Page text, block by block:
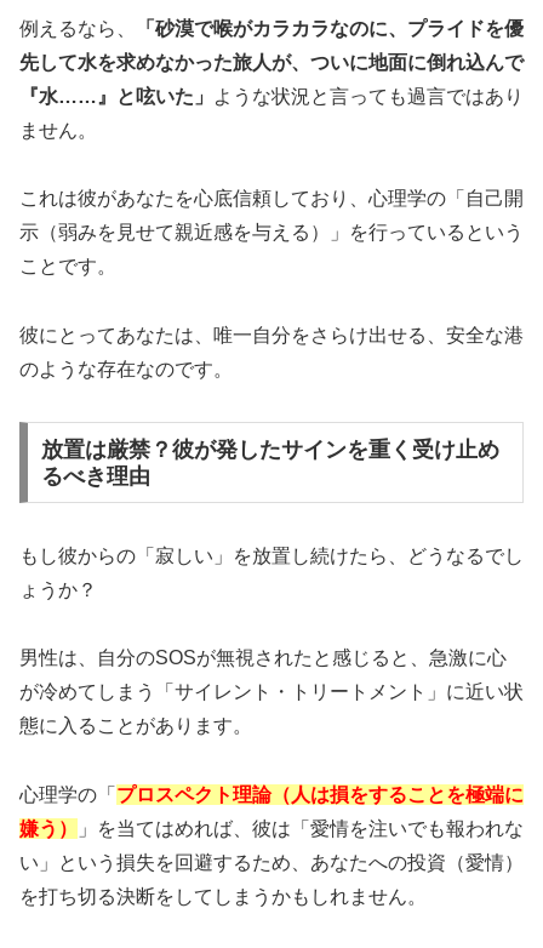
例えるなら、
「砂漠で喉がカラカラなのに、プライドを優
先して水を求めなかった旅人が、ついに地面に倒れ込んで
『水……』と呟いた」
ような状況と言っても過言ではあり
ません。
これは彼があなたを心底信頼しており、心理学の「 自己開
示（弱みを見せて親近感を与える）
」を行っているという
ことです。
彼にとってあなたは、唯一自分をさらけ出せる、安全な港
のような存在なのです。
放置は厳禁？彼が発したサインを重く受け止め
るべき理由
もし彼からの「寂しい」を放置し続けたら、どうなるでし
ょうか？
男性は、自分のSOSが無視されたと感じると、急激に心
が冷めてしまう「 サイレント・トリートメント 」に近い状
態に入ることがあります。
心理学の「 プロスペクト理論（人は損をすることを極端に
嫌う）
」を当てはめれば、彼は「愛情を注いでも報われな
い」という損失を回避するため、あなたへの投資（愛情）
を打ち切る決断をしてしまうかもしれません。